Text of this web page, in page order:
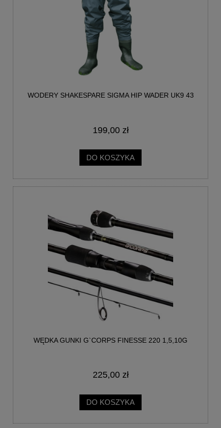
WODERY SHAKESPARE SIGMA HIP WADER UK9 43
199,00 zł
DO KOSZYKA
WĘDKA GUNKI G`CORPS FINESSE 220 1,5,10G
225,00 zł
DO KOSZYKA